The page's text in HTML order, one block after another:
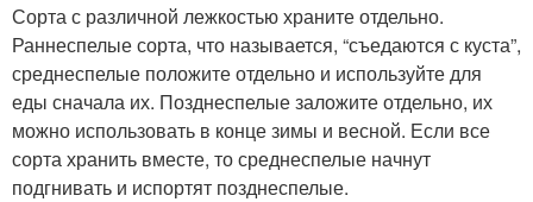
Сорта с различной лежкостью храните отдельно.
Раннеспелые сорта, что называется, “съедаются с куста”,
среднеспелые положите отдельно и используйте для
еды сначала их. Позднеспелые заложите отдельно, их
можно использовать в конце зимы и весной. Если все
сорта хранить вместе, то среднеспелые начнут
подгнивать и испортят позднеспелые.